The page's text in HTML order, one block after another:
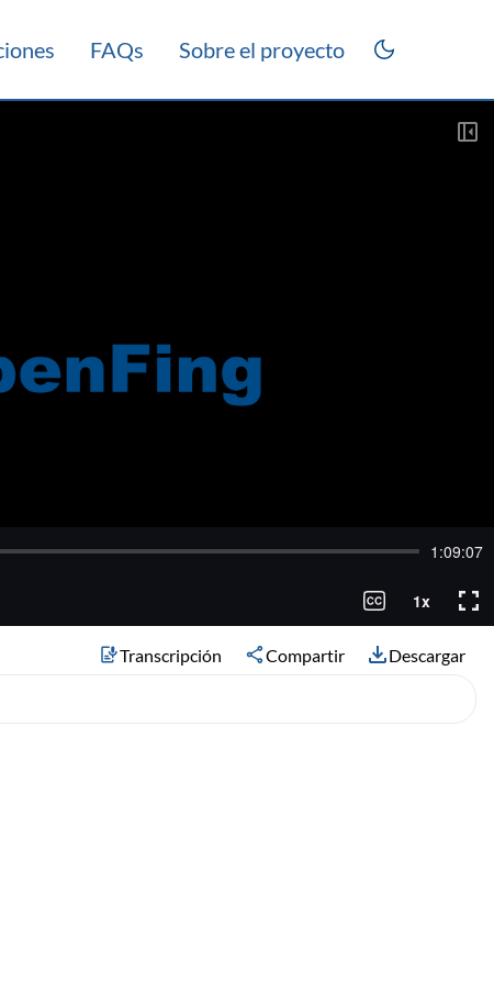
FAQs Sobre el proyecto
Transcripción Compartir Descargar